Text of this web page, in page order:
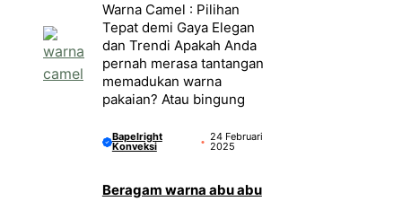
Warna Camel : Pilihan
Tepat demi Gaya Elegan
dan Trendi Apakah Anda
pernah merasa tantangan
memadukan warna
pakaian? Atau bingung
Bapelright
Konveksi
24 Februari
2025
Beragam warna abu abu